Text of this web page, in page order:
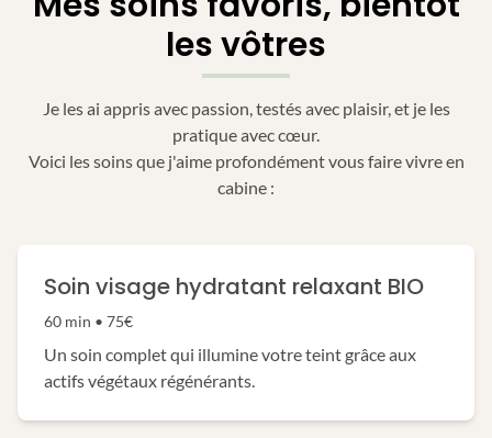
les vôtres
Je les ai appris avec passion, testés avec plaisir, et je les
pratique avec cœur.
Voici les soins que j'aime profondément vous faire vivre en
cabine :
Soin visage hydratant relaxant BIO
60 min • 75€
Un soin complet qui illumine votre teint grâce aux
actifs végétaux régénérants.